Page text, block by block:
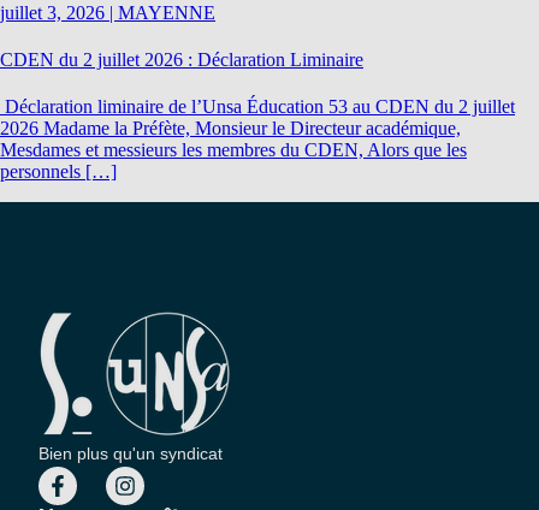
juillet 3, 2026 | MAYENNE
CDEN du 2 juillet 2026 : Déclaration Liminaire
Déclaration liminaire de l’Unsa Éducation 53 au CDEN du 2 juillet
2026 Madame la Préfète, Monsieur le Directeur académique,
Mesdames et messieurs les membres du CDEN, Alors que les
personnels […]
Bien plus qu'un syndicat